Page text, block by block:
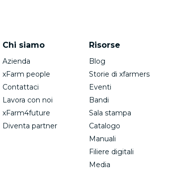
Chi siamo
Azienda
xFarm people
Contattaci
Lavora con noi
xFarm4future
Diventa partner
Risorse
Blog
Storie di xfarmers
Eventi
Bandi
Sala stampa
Catalogo
Manuali
Filiere digitali
Media